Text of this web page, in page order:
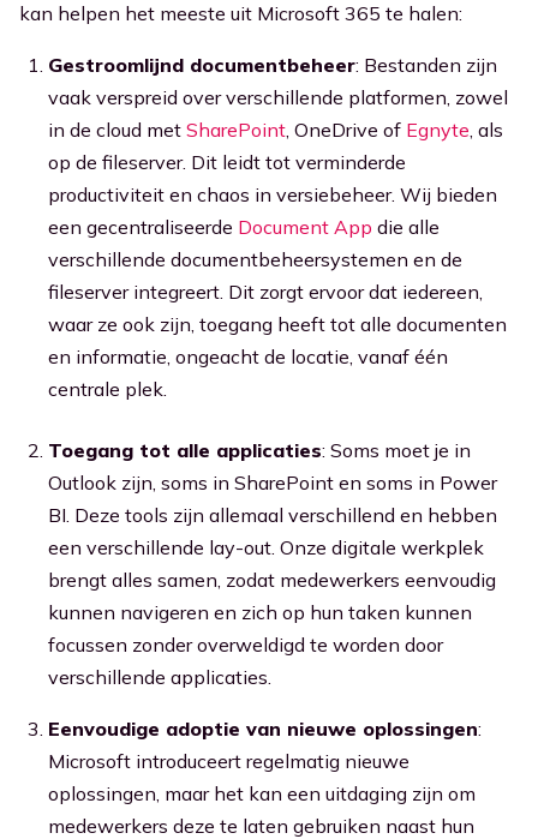
kan helpen het meeste uit Microsoft 365 te halen:
Gestroomlijnd documentbeheer: Bestanden zijn
vaak verspreid over verschillende platformen, zowel
in de cloud met SharePoint, OneDrive of Egnyte, als
op de fileserver. Dit leidt tot verminderde
productiviteit en chaos in versiebeheer. Wij bieden
een gecentraliseerde Document App die alle
verschillende documentbeheersystemen en de
fileserver integreert. Dit zorgt ervoor dat iedereen,
waar ze ook zijn, toegang heeft tot alle documenten
en informatie, ongeacht de locatie, vanaf één
centrale plek.
Toegang tot alle applicaties: Soms moet je in
Outlook zijn, soms in SharePoint en soms in Power
BI. Deze tools zijn allemaal verschillend en hebben
een verschillende lay-out. Onze digitale werkplek
brengt alles samen, zodat medewerkers eenvoudig
kunnen navigeren en zich op hun taken kunnen
focussen zonder overweldigd te worden door
verschillende applicaties.
Eenvoudige adoptie van nieuwe oplossingen:
Microsoft introduceert regelmatig nieuwe
oplossingen, maar het kan een uitdaging zijn om
medewerkers deze te laten gebruiken naast hun